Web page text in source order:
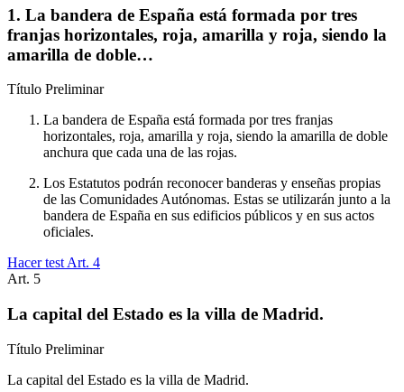
1. La bandera de España está formada por tres
franjas horizontales, roja, amarilla y roja, siendo la
amarilla de doble…
Título Preliminar
La bandera de España está formada por tres franjas
horizontales, roja, amarilla y roja, siendo la amarilla de doble
anchura que cada una de las rojas.
Los Estatutos podrán reconocer banderas y enseñas propias
de las Comunidades Autónomas. Estas se utilizarán junto a la
bandera de España en sus edificios públicos y en sus actos
oficiales.
Hacer test Art. 4
Art. 5
La capital del Estado es la villa de Madrid.
Título Preliminar
La capital del Estado es la villa de Madrid.